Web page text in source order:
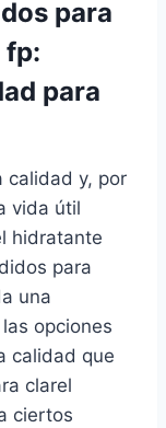
para
fp:
para
calidad y, por
vida útil
hidratante
para
una
opciones
calidad que
clarel
ciertos